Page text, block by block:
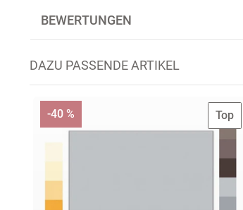
BEWERTUNGEN
DAZU PASSENDE ARTIKEL
Top
-40 %